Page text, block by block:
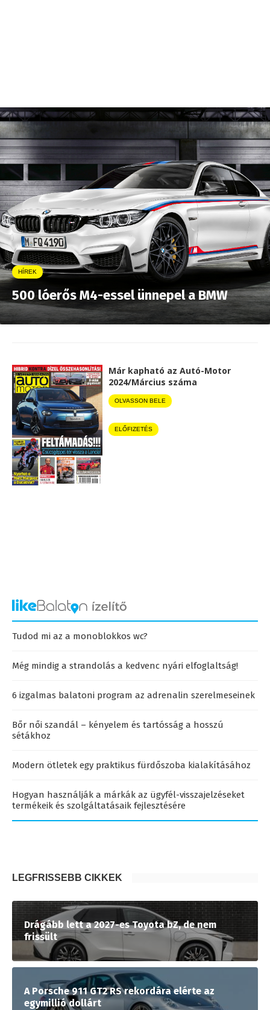
HÍREK
500 lóerős M4-essel ünnepel a BMW
Már kapható az Autó-Motor
2024/Március száma
OLVASSON BELE
ELŐFIZETÉS
Tudod mi az a monoblokkos wc?
Még mindig a strandolás a kedvenc nyári elfoglaltság!
6 izgalmas balatoni program az adrenalin szerelmeseinek
Bőr női szandál – kényelem és tartósság a hosszú
sétákhoz
Modern ötletek egy praktikus fürdőszoba kialakításához
Hogyan használják a márkák az ügyfél-visszajelzéseket
termékeik és szolgáltatásaik fejlesztésére
LEGFRISSEBB CIKKEK
Drágább lett a 2027-es Toyota bZ, de nem
frissült
A Porsche 911 GT2 RS rekordára elérte az
egymillió dollárt